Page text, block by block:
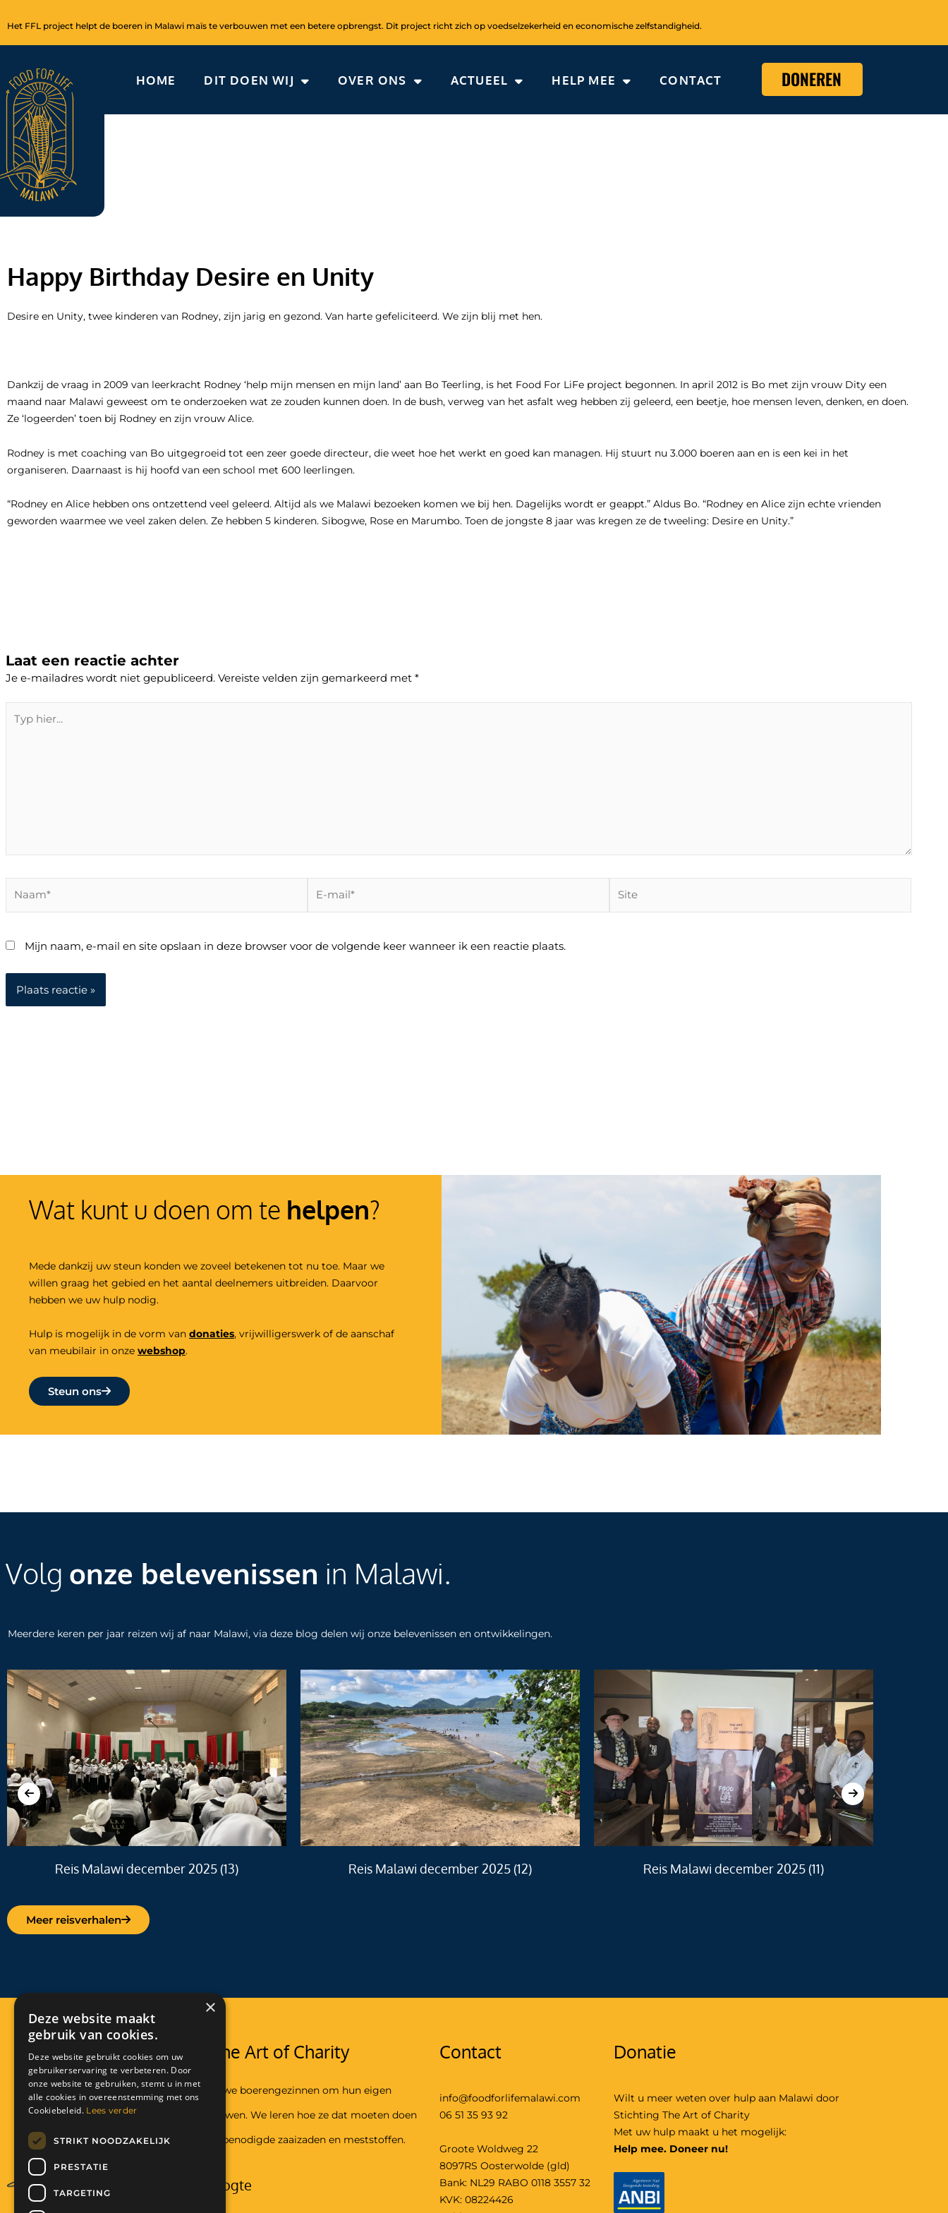
naar
Het FFL project helpt de boeren in Malawi maïs te verbouwen met een betere opbrengst. Dit project richt zich op voedselzekerheid en economische zelfstandigheid.
HOME DIT DOEN WIJ OVER ONS ACTUEEL HELP MEE CONTACT DONEREN
Happy Birthday Desire en Unity
Desire en Unity, twee kinderen van Rodney, zijn jarig en gezond. Van harte gefeliciteerd. We zijn blij met hen.
Dankzij de vraag in 2009 van leerkracht Rodney ‘help mijn mensen en mijn land’ aan Bo Teerling, is het Food For LiFe project begonnen. In april 2012 is Bo met zijn vrouw Dity een
maand naar Malawi geweest om te onderzoeken wat ze zouden kunnen doen. In de bush, verweg van het asfalt weg hebben zij geleerd, een beetje, hoe mensen leven, denken, en doen.
Ze ‘logeerden’ toen bij Rodney en zijn vrouw Alice.
Rodney is met coaching van Bo uitgegroeid tot een zeer goede directeur, die weet hoe het werkt en goed kan managen. Hij stuurt nu 3.000 boeren aan en is een kei in het
organiseren. Daarnaast is hij hoofd van een school met 600 leerlingen.
“Rodney en Alice hebben ons ontzettend veel geleerd. Altijd als we Malawi bezoeken komen we bij hen. Dagelijks wordt er geappt.” Aldus Bo. “Rodney en Alice zijn echte vrienden
geworden waarmee we veel zaken delen. Ze hebben 5 kinderen. Sibogwe, Rose en Marumbo. Toen de jongste 8 jaar was kregen ze de tweeling: Desire en Unity.”
Laat een reactie achter
Je e-mailadres wordt niet gepubliceerd. Vereiste velden zijn gemarkeerd met *
hier...
mail*
Mijn naam, e-mail en site opslaan in deze browser voor de volgende keer wanneer ik een reactie plaats.
Wat kunt u doen om te helpen?
Mede dankzij uw steun konden we zoveel betekenen tot nu toe. Maar we
willen graag het gebied en het aantal deelnemers uitbreiden. Daarvoor
hebben we uw hulp nodig.
Hulp is mogelijk in de vorm van donaties, vrijwilligerswerk of de aanschaf
van meubilair in onze webshop.
Steun ons
Volg onze belevenissen in Malawi.
Meerdere keren per jaar reizen wij af naar Malawi, via deze blog delen wij onze belevenissen en ontwikkelingen.
Reis Malawi december 2025 (13) Reis Malawi december 2025 (12) Reis Malawi december 2025 (11)
Meer reisverhalen
Stichting The Art of Charity
In Malawi helpen we boerengezinnen om hun eigen
voedsel te verbouwen. We leren hoe ze dat moeten doen
en geven hun de benodigde zaaizaden en meststoffen.
Blijf op de hoogte
Contact
info@foodforlifemalawi.com
06 51 35 93 92
Groote Woldweg 22
8097RS Oosterwolde (gld)
Bank: NL29 RABO 0118 3557 32
KVK: 08224426
Donatie
Wilt u meer weten over hulp aan Malawi door
Stichting The Art of Charity
Met uw hulp maakt u het mogelijk:
Help mee. Doneer nu!
×
Deze website maakt
gebruik van cookies.
Deze website gebruikt cookies om uw
gebruikerservaring te verbeteren. Door
onze website te gebruiken, stemt u in met
alle cookies in overeenstemming met ons
Cookiebeleid. Lees verder
STRIKT NOODZAKELIJK
PRESTATIE
TARGETING